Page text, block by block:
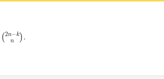
(2n−k
n
)
+ ∑k
.